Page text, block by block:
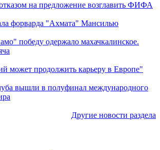
на предложение возглавить ФИФА
форварда "Ахмата" Мансилью
победу одержало махачкалинское.
может продолжить карьеру в Европе"
вышли в полуфинал международного
Другие новости раздела